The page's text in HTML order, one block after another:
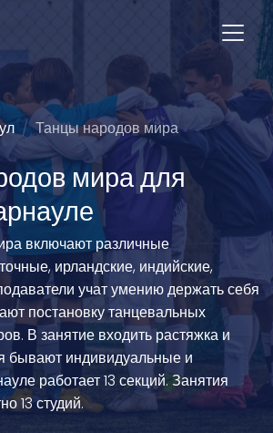
Танцы народов мира
мира для
включают различные
ирландские, индийские,
учат умению держать себя
постановку танцевальных
В занятие входить растяжка и
бывают индивидуальные и
работает 13 секций. Занятия
13 студий.